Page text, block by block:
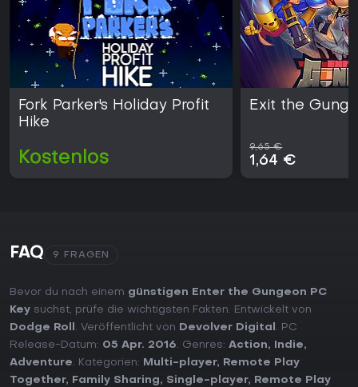
Fork Parker's Holiday Profit
Hike
Kostenlos
Exit the
9,65 €
1,64 €
FAQ 9 FRAGEN
Bevor du nach einem günstigen Enter the Gungeon PC
Key suchst, prüfe die wichtigsten Fakten. Entwickelt von
Dodge Roll . Veröffentlicht von Devolver Digital . PC
Release-Datum: 05 Apr. 2016. Genres: Action, Indie,
Adventure. Kategorien: Multi-player,
Remote Play
Together, Family Sharing, Single-player, Remote Play